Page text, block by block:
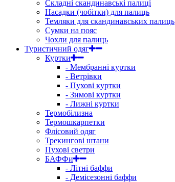
Складні скандинавські палиці
Насадки (чобітки) для палиць
Темляки для скандинавських палиць
Сумки на пояс
Чохли для палиць
Туристичний одяг
Куртки
- Мембранні куртки
- Ветрівки
- Пухові куртки
- Зимові куртки
- Лижні куртки
Термобілизна
Термошкарпетки
Флісовий одяг
Трекингові штани
Пухові светри
БАФФи
- Літні баффи
- Демісезонні баффи